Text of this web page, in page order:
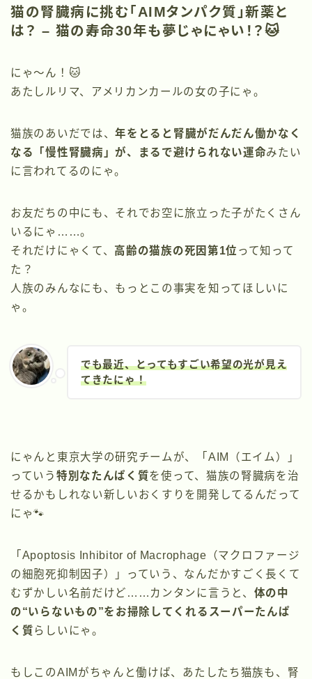
猫の腎臓病に挑む「AIMタンパク質」新薬と
は？ – 猫の寿命30年も夢じゃにゃい！？🐱
にゃ〜ん！🐱
あたしルリマ、アメリカンカールの女の子にゃ。
猫族のあいだでは、年をとると腎臓がだんだん働かなく
なる「慢性腎臓病」が、まるで避けられない運命みたい
に言われてるのにゃ。
お友だちの中にも、それでお空に旅立った子がたくさん
いるにゃ……。
それだけにゃくて、 高齢の猫族の死因第1位 って知って
た？
人族のみんなにも、もっとこの事実を知ってほしいに
ゃ。
でも最近、とってもすごい希望の光が見え
てきたにゃ！
にゃんと東京大学の研究チームが、「AIM（エイム）」
っていう 特別なたんぱく質を使って、猫族の腎臓病を治
せるかもしれない新しいおくすりを開発してるんだって
にゃ🐾
「Apoptosis Inhibitor of Macrophage（マクロファージ
の細胞死抑制因子）」っていう、なんだかすごく長くて
むずかしい名前だけど……カンタンに言うと、 体の中
の“いらないもの”をお掃除してくれるスーパーたんぱ
く質らしいにゃ。
もしこのAIMがちゃんと働けば、あたしたち猫族も、腎